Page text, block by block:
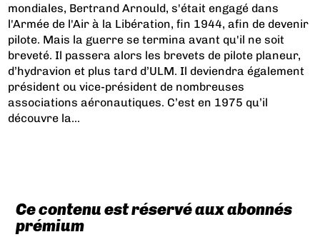
mondiales, Bertrand Arnould, s'était engagé dans
l'Armée de l'Air à la Libération, fin 1944, afin de devenir
pilote. Mais la guerre se termina avant qu'il ne soit
breveté. Il passera alors les brevets de pilote planeur,
d’hydravion et plus tard d’ULM. Il deviendra également
président ou vice-président de nombreuses
associations aéronautiques. C’est en 1975 qu’il
découvre la...
Ce contenu est réservé aux abonnés
prémium